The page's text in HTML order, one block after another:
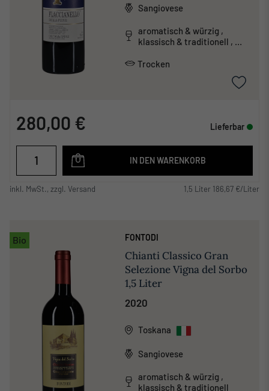
Sangiovese
aromatisch & würzig ,
klassisch & traditionell ,
schwer
Trocken
280,00 € Lieferbar
IN DEN WARENKORB
inkl. MwSt., zzgl. Versand 1,5 Liter 186,67 €/Liter
Bio FONTODI
Chianti Classico Gran
Selezione Vigna del Sorbo
1,5 Liter
2020
Toskana
Sangiovese
aromatisch & würzig ,
klassisch & traditionell